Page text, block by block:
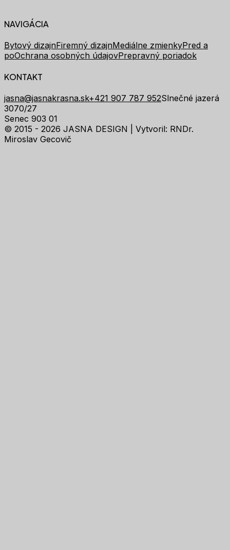
NAVIGÁCIA
Bytový dizajnFiremný dizajnMediálne zmienkyPred a
poOchrana osobných údajovPrepravný poriadok
KONTAKT
jasna@jasnakrasna.sk+421 907 787 952Slnečné jazerá
3070/27
Senec 903 01
© 2015 - 2026 JASNA DESIGN | Vytvoril: RNDr.
Miroslav Gecovič